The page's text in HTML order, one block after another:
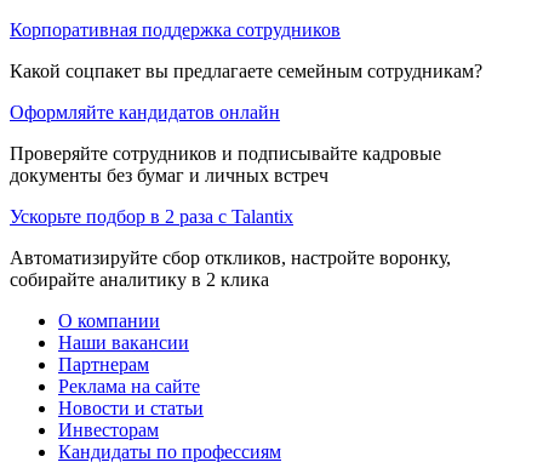
Корпоративная поддержка сотрудников
Какой соцпакет вы предлагаете семейным сотрудникам?
Оформляйте кандидатов онлайн
Проверяйте сотрудников и подписывайте кадровые
документы без бумаг и личных встреч
Ускорьте подбор в 2 раза с Talantix
Автоматизируйте сбор откликов, настройте воронку,
собирайте аналитику в 2 клика
О компании
Наши вакансии
Партнерам
Реклама на сайте
Новости и статьи
Инвесторам
Кандидаты по профессиям